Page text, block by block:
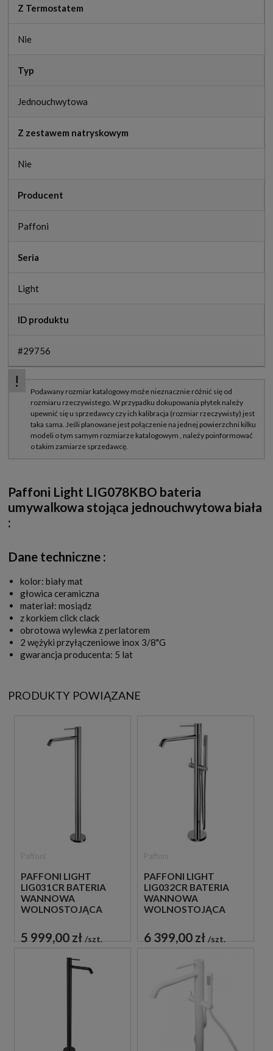
Z Termostatem
Nie
Typ
Jednouchwytowa
Z zestawem natryskowym
Nie
Producent
Paffoni
Seria
Light
ID produktu
#29756
Paffoni Light LIG078KBO bateria
umywalkowa stojąca jednouchwytowa biała
:
Dane techniczne :
kolor: biały mat
głowica ceramiczna
materiał: mosiądz
z korkiem click clack
obrotowa wylewka z perlatorem
2 wężyki przyłączeniowe inox 3/8"G
gwarancja producenta: 5 lat
PRODUKTY POWIĄZANE
PAFFONI LIGHT
LIG031CR BATERIA
WANNOWA
WOLNOSTOJĄCA
5 999,00 zł szt.
PAFFONI LIGHT
LIG032CR BATERIA
WANNOWA
WOLNOSTOJĄCA
6 399,00 zł szt.